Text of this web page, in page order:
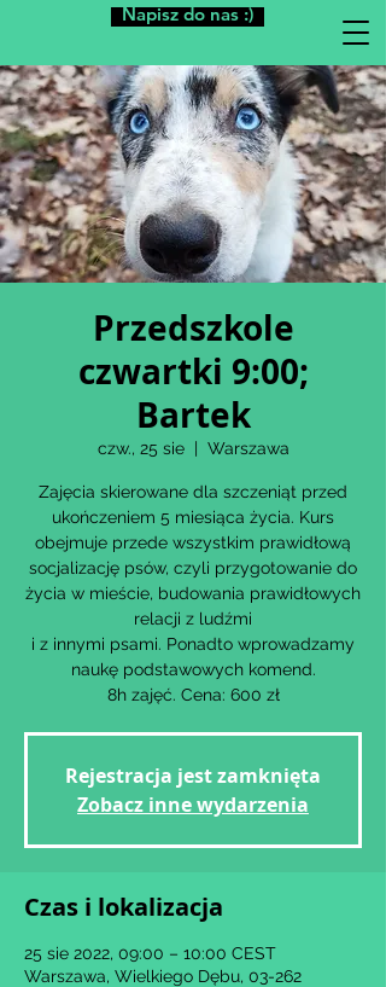
Napisz do nas :)
Przedszkole
czwartki 9:00;
Bartek
czw., 25 sie
  |
Warszawa
Zajęcia skierowane dla szczeniąt przed
ukończeniem 5 miesiąca życia. Kurs
obejmuje przede wszystkim prawidłową
socjalizację psów, czyli przygotowanie do
życia w mieście, budowania prawidłowych
relacji z ludźmi
i z innymi psami. Ponadto wprowadzamy
naukę podstawowych komend.
8h zajęć. Cena: 600 zł
Rejestracja jest zamknięta
Zobacz inne wydarzenia
Czas i lokalizacja
25 sie 2022, 09:00 – 10:00 CEST
Warszawa, Wielkiego Dębu, 03-262